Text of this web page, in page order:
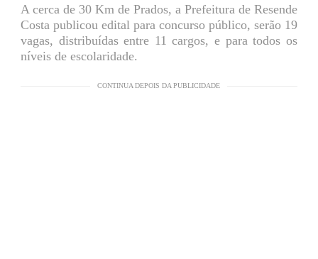
A cerca de 30 Km de Prados, a Prefeitura de Resende
Costa publicou edital para concurso público, serão 19
vagas, distribuídas entre 11 cargos, e para todos os
níveis de escolaridade.
CONTINUA DEPOIS DA PUBLICIDADE